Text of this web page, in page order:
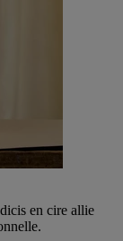
en cire allie